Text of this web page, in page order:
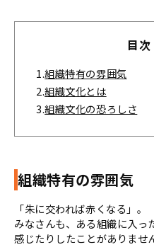
目次
1.組織特有の雰囲気
2.組織文化とは
3.組織文化の恐ろしさ
組織特有の雰囲気
「朱に交われば赤くなる」。
みなさんも、ある組織に入っ
感じたりしたことがありませ